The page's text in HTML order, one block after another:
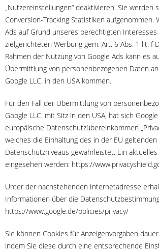
„Nutzereinstellungen“ deaktivieren. Sie werden
Conversion-Tracking Statistiken aufgenommen.
Ads auf Grund unseres berechtigten Interesses
zielgerichteten Werbung gem. Art. 6 Abs. 1 lit. f
Rahmen der Nutzung von Google Ads kann es
Übermittlung von personenbezogenen Daten
Google LLC. in den USA kommen.
Für den Fall der Übermittlung von
Google LLC. mit Sitz in den USA, hat sich
europäische Datenschutzübereinkommen
welches die Einhaltung des in der EU geltenden
Datenschutzniveaus gewährleistet. Ein
eingesehen werden: https://
Unter der nachstehenden Internetadresse
Informationen über die
https://www.google.de/policies/privacy/
Sie können Cookies für Anzeigenvorgaben
indem Sie diese durch eine entsprechende